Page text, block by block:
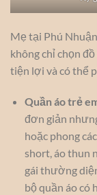
Mẹ tại Phú
không chỉ chọn
tiện lợi và có thể
Quần áo trẻ
đơn giản
hoặc phong
short, áo thun
gái thường
bộ quần áo có